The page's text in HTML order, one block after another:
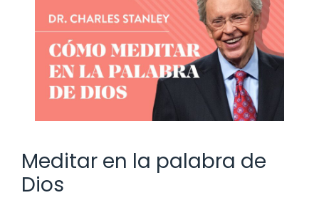
Meditar en la palabra de
Dios